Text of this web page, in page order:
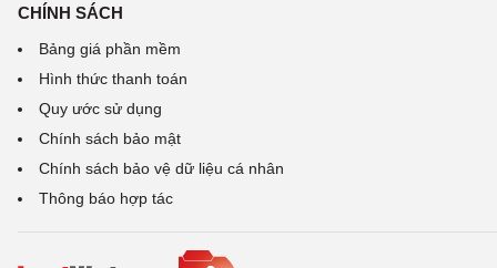
CHÍNH SÁCH
Bảng giá phần mềm
Hình thức thanh toán
Quy ước sử dụng
Chính sách bảo mật
Chính sách bảo vệ dữ liệu cá nhân
Thông báo hợp tác